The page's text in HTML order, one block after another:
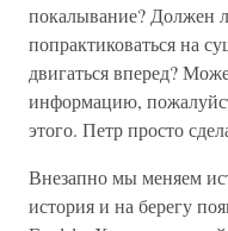
покалывание? Должен
попрактиковаться на
двигаться вперед?
информацию,
этого. Петр просто
Внезапно мы меняем
история и на берегу